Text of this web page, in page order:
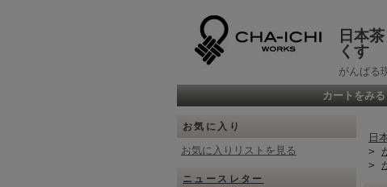
日本
くす
がんばる
カートをみる
お気に入り
お気に入りリストを見る
ニュースレター
日
>
>